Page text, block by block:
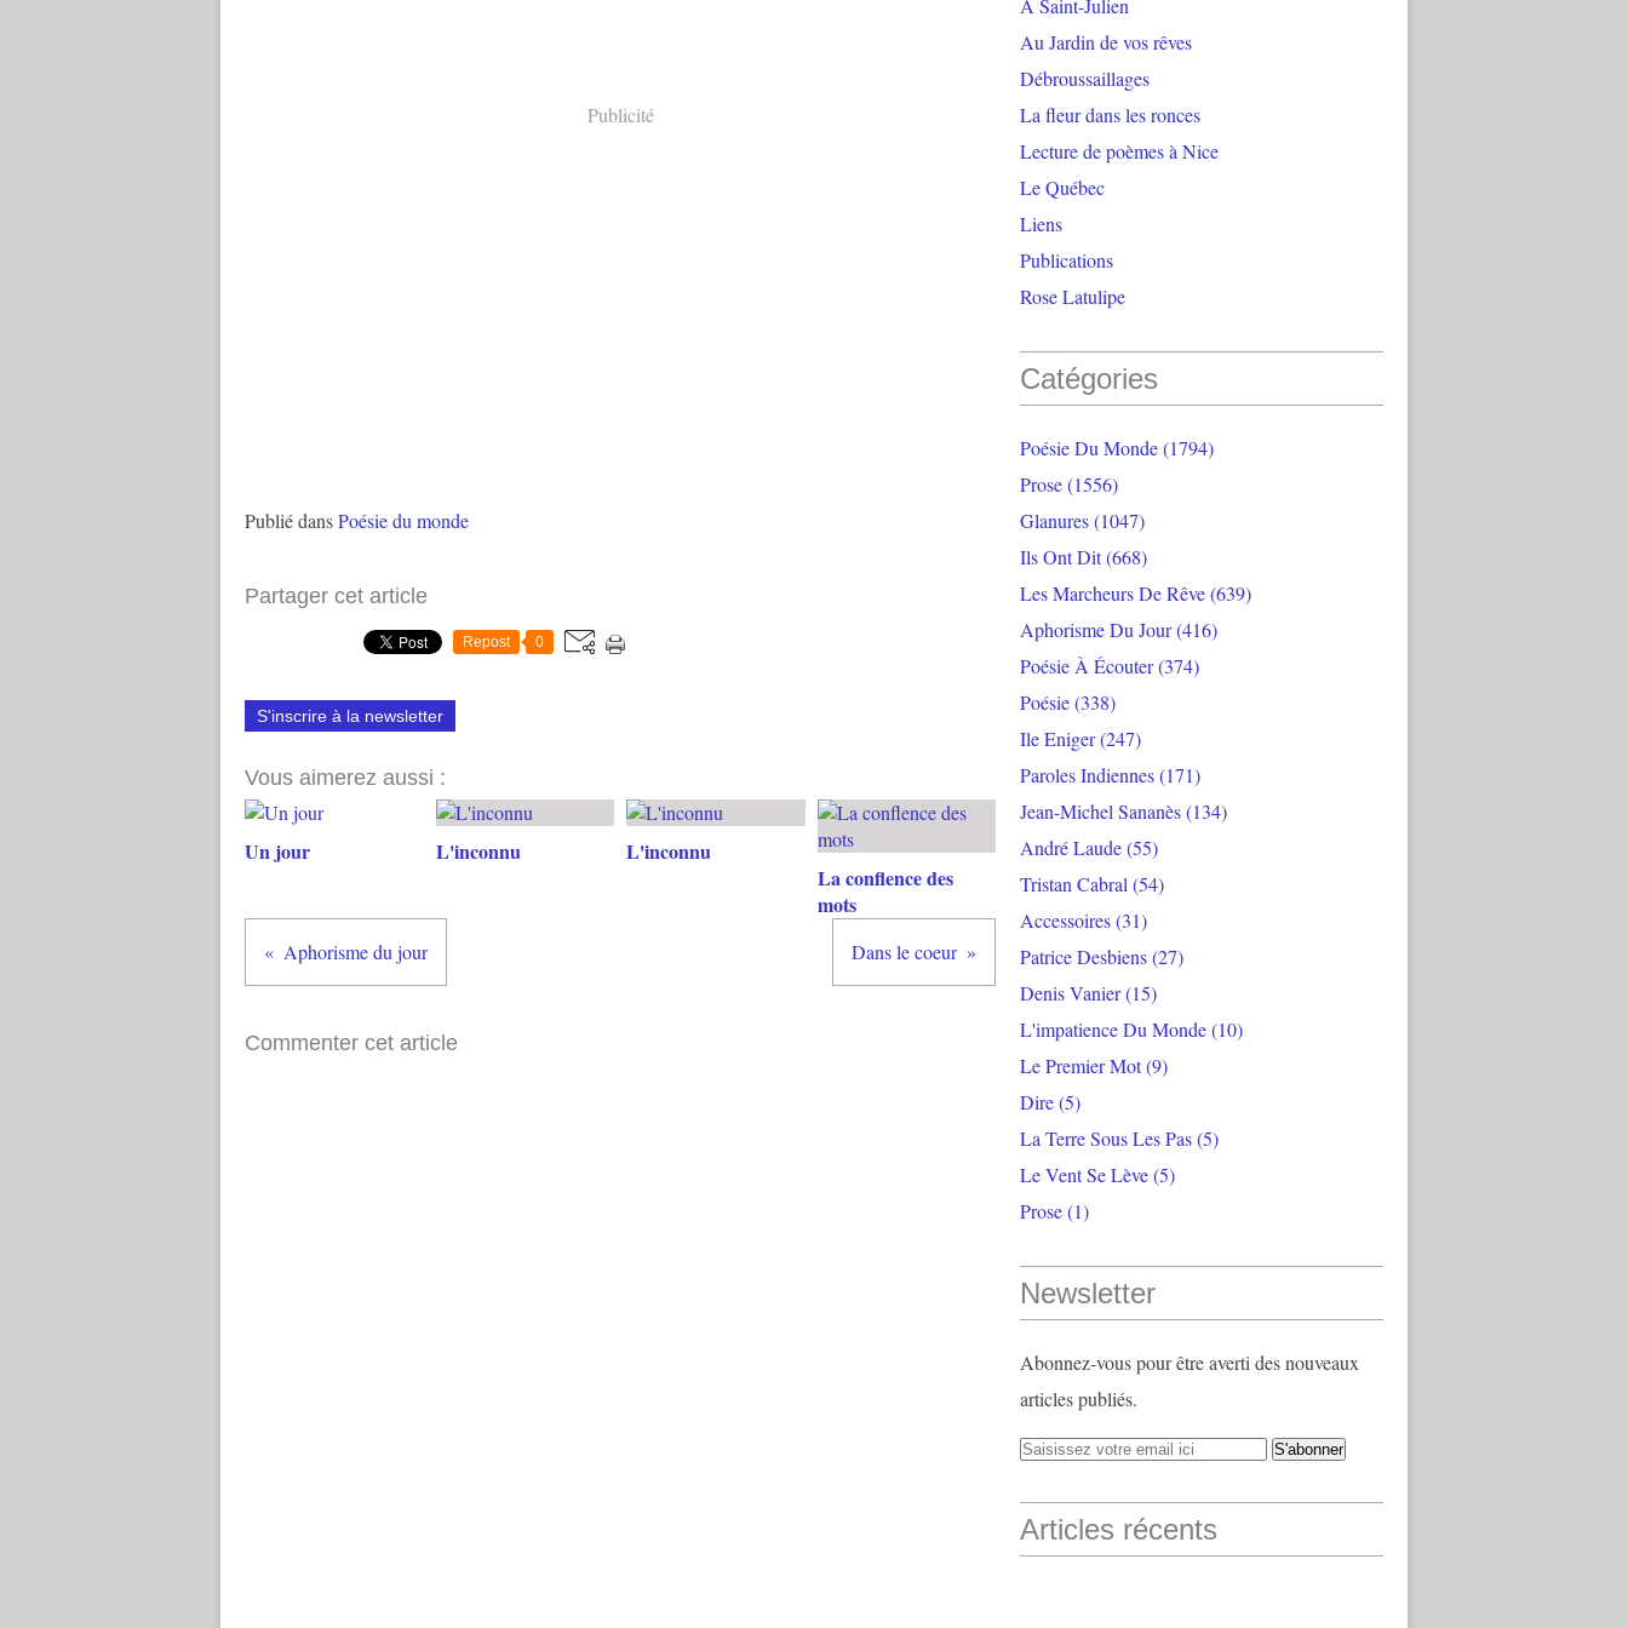
Publicité
Publié dansPoésie du monde
Partager cet article
Repost 0
S'inscrire à la newsletter
Vous aimerez aussi :
Un jour L'inconnu
L'inconnu
La conflence des
mots
Aphorisme du jour Dans le coeur
Commenter cet article
À Saint-Julien
Au Jardin de vos rêves
Débroussaillages
La fleur dans les ronces
Lecture de poèmes à Nice
Le Québec
Liens
Publications
Rose Latulipe
Catégories
Poésie Du Monde(1794)
Prose(1556)
Glanures(1047)
Ils Ont Dit(668)
Les Marcheurs De Rêve(639)
Aphorisme Du Jour(416)
Poésie À Écouter(374)
Poésie(338)
Ile Eniger(247)
Paroles Indiennes(171)
Jean-Michel Sananès(134)
André Laude(55)
Tristan Cabral (54)
Accessoires(31)
Patrice Desbiens(27)
Denis Vanier(15)
L'impatience Du Monde(10)
Le Premier Mot(9)
Dire(5)
La Terre Sous Les Pas(5)
Le Vent Se Lève(5)
Prose(1)
Newsletter
Abonnez-vous pour être averti des nouveaux
articles publiés.
Articles récents